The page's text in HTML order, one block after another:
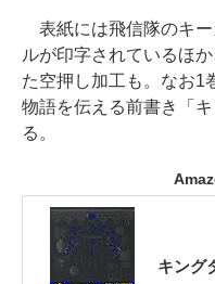
表紙には飛信隊のキー
ルが印字されているほ
た空押し加工も。なお1
物語を伝える前書き「
る。
キング